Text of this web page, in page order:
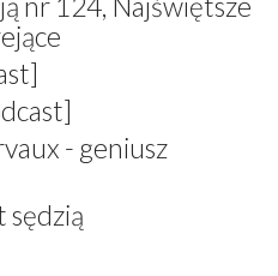
- geniusz
sędzią